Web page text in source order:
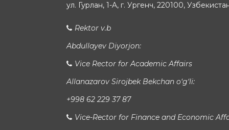
ул. Гурлан, 1-A, г. Ургенч, 220100,
Rektor v.b
Abdullayev Diyorjon:
Vice Rector for Academic Affairs
Allanazarov Sirojbek Bekchan o‘g‘li:
+998 62 229 37 87
Vice-Rector for Finance and Economic